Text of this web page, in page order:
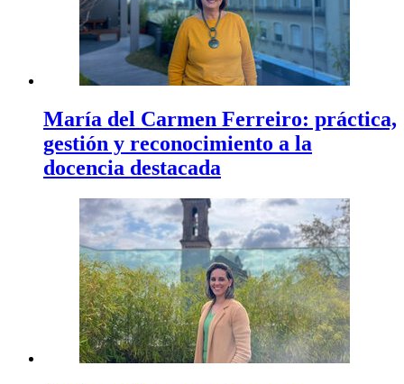
María del Carmen Ferreiro: práctica,
gestión y reconocimiento a la
docencia destacada